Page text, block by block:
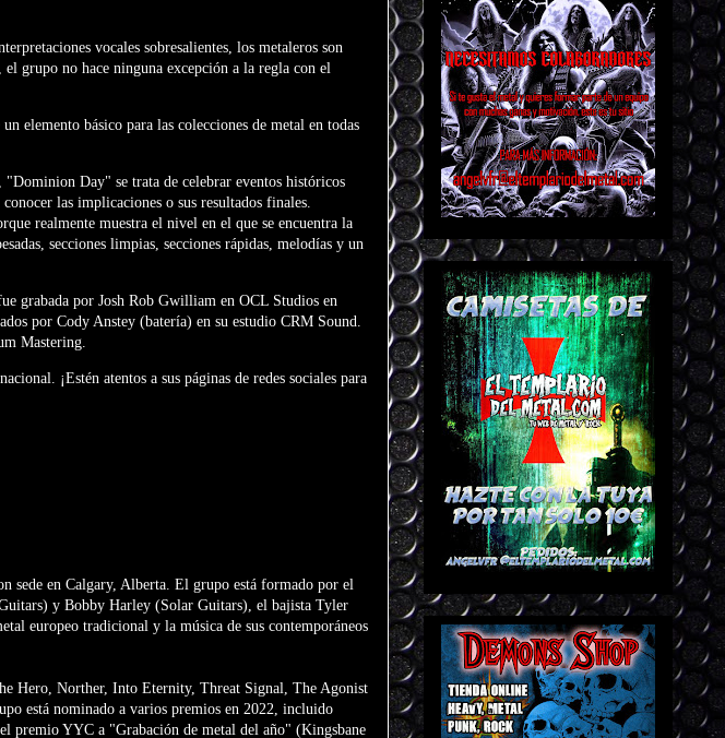
vocales sobresalientes, los metaleros son
el grupo no hace ninguna excepción a la regla con el
elemento básico para las colecciones de metal en todas
Day" se trata de celebrar eventos históricos
conocer las implicaciones o sus resultados finales.
realmente muestra el nivel en el que se encuentra la
secciones limpias, secciones rápidas, melodías y un
grabada por Josh Rob Gwilliam en OCL Studios en
por Cody Anstey (batería) en su estudio CRM Sound.
Mastering.
¡Estén atentos a sus páginas de redes sociales para
sede en Calgary, Alberta. El grupo está formado por el
y Bobby Harley (Solar Guitars), el bajista Tyler
europeo tradicional y la música de sus contemporáneos
Hero, Norther, Into Eternity, Threat Signal, The Agonist
está nominado a varios premios en 2022, incluido
premio YYC a "Grabación de metal del año" (Kingsbane